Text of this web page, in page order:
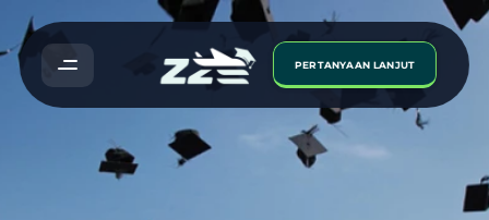
PERTANYAAN LANJUT